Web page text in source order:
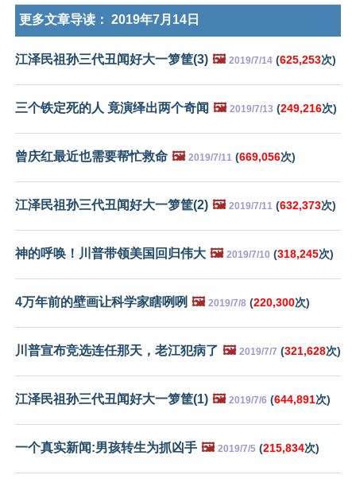
更多文章导读： 2019年7月14日
江泽民祖孙三代丑闻好大一箩筐(3) 🖼️ 2019/7/14 (625,253次)
三个铁定死的人 竟演绎出两个奇闻 🖼️ 2019/7/13 (249,216次)
曾庆红最近也需要帮忙救命 🖼️ 2019/7/11 (669,056次)
江泽民祖孙三代丑闻好大一箩筐(2) 🖼️ 2019/7/11 (632,373次)
神的呼唤！川普带领美国回归伟大 🖼️ 2019/7/10 (318,245次)
4万年前的壁画让科学家瞎咧咧 🖼️ 2019/7/8 (220,300次)
川普宣布竞选连任那天，老江犯病了 🖼️ 2019/7/7 (321,628次)
江泽民祖孙三代丑闻好大一箩筐(1) 🖼️ 2019/7/6 (644,891次)
一个真实新闻:男孩转生为抓凶手 🖼️ 2019/7/5 (215,834次)